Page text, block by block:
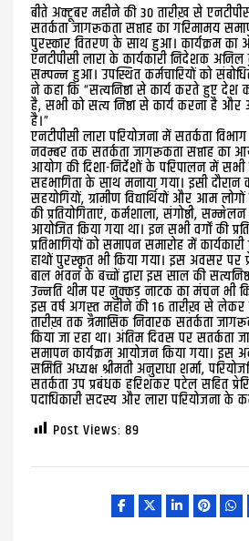
बीते अक्टूबर महीने की 30 तारीख़ से
सतर्कता जागरूकता सप्ताह का गरिमामय
पुरस्कार वितरण के साथ हुआ। कार्यक्रम
एनटीपीसी लारा के कार्यकारी निदेशक
सम्पन्न हुआ। उपस्थित कर्मचारियों को
ने कहा कि “सत्यनिष्ठा से कार्य करते हुए देश
है, सभी को सत्य निष्ठा से कार्य करना है और
है।”
एनटीपीसी लारा परियोजना में सतर्कता
नवम्बर तक सतर्कता जागरूकता सप्ताह का
आयोग की दिशा-निर्देशों के परिपालन में
सहभागिता के साथ मनाया गया। इसी दौरान
सहयोगियों, ग्रामीण विद्यार्थियों और आम
की प्रतियोगिताएं, कर्मशाला, संगोष्ठी,
आयोजित किया गया था। इन सभी वर्गों की
प्रतिभागियों को समापन समारोह में
हाथों पुरस्कृत भी किया गया। इस अवसर पर
बाल भवन के बच्चों द्वारा इस साल की
उन्नति थीम पर नुक्कड़ नाटक का मंचन भी
इस वर्ष अगस्त महीने की 16 तारीख़ से
तारीख़ तक त्रैमासिक निवारक सतर्कता
किया जा रहा था। अंतिम दिवस पर सतर्कता
समापन कार्यक्रम आयोजन किया गया। इस
समिति अध्यक्ष श्रीमती अनुराधा शर्मा,
सतर्कता उप प्रबंधक हरिशंकर पटेल सहित
पदाधिकारी सदस्य और लारा परियोजना के
Post Views: 89